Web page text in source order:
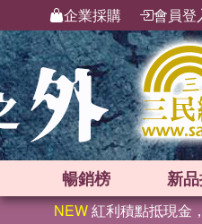
企業採購 會員登
暢銷榜 新品
NEW紅利積點抵現金